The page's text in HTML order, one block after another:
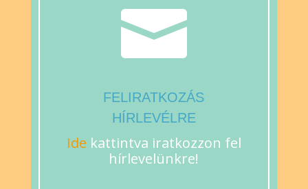

FELIRATKOZÁS
HÍRLEVÉLRE
Ide kattintva iratkozzon fel
hírlevelünkre!